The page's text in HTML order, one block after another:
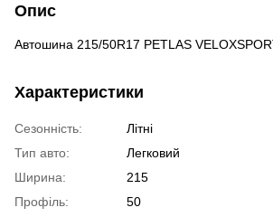
Опис
Автошина 215/50R17 PETLAS
Характеристики
Сезонність:
Літні
Тип авто:
Легковий
Ширина:
215
Профіль:
50